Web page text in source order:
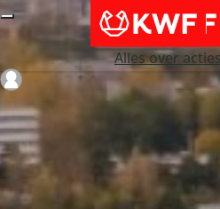
Alles over acties
Login